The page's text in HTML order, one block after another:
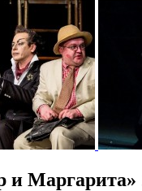
и Маргарита»